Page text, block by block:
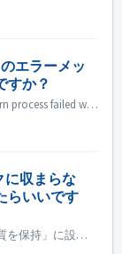
エラーメッ
すか？
NeroVideoでのディスクの書き込み時に“Burn process failed with Status 3” のエラーメッセージが出た場合 NeroVideoでビデオディスクに書き込みをする際にこのメッセージが現れた場合、“Status 3”は一般的にNeroVideoの書き込みプロセスに関するものです...
に収まらな
らいいです
Nero Videoは、デフォルトで「ソースの品質を保持」に設定されています。そのため、作成されたDVD、AVCHD、Blu-rayは、元のビデオファイルと同様の品質と見た目を維持します。しかし、この設定では、一部のコンテンツが目的のディスクに収まらないことがあります。これは、Full-O-Meterの赤い部...